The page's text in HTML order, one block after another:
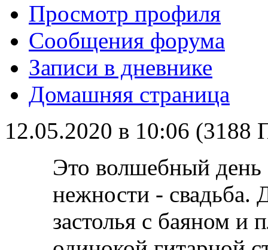
Просмотр профиля
Сообщения форума
Записи в дневнике
Домашняя страница
12.05.2020 в 10:06 (3188
Это волшебный день
нежности - свадьба.
застолья с баяном и